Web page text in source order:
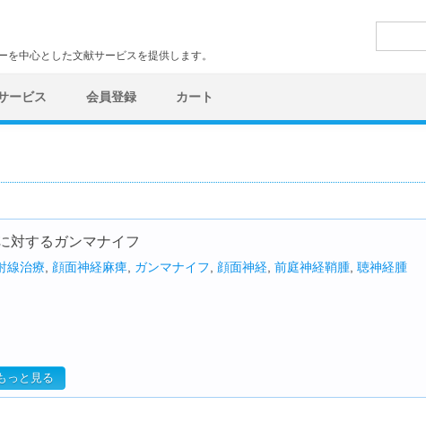
中心とした文献サービスを提供します。
検
ービス 会員登録 カート
対するガンマナイフ
線治療 顔面神経麻痺 ガンマナイフ 顔面神経 前庭神経鞘腫 聴神経腫
っと見る